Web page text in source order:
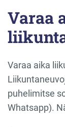
Varaa
Varaa aika
puhelimitse
Whatsapp).